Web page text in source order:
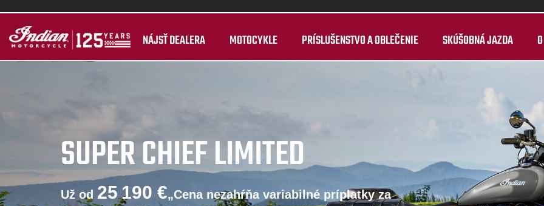
NÁJSŤ DEALERA MOTOCYKLE PRÍSLUŠENSTVO A OBLEČENIE SKÚŠOBNÁ JAZDA
SUPER CHIEF LIMITED
Už od 25 190 €„Cena nezahŕňa variabilné príplatky za